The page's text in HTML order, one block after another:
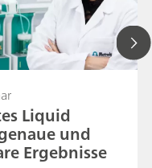
Liquid
und
Ergebnisse